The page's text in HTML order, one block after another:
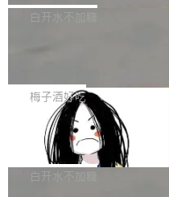
获配9...
题，该问题可能导致在旧版
P）！这一里程碑不仅标志着
长期停止内容更新，未能实现
提交的编辑请求也长期处于待
pedia 于去年底上线，定位为
容的百科平台，被马斯克视为
维基百科的替代方案。
热门页面还是低关注度页面，
白开水不加糖
是这样的：配
声明 LocaleResolver、注册
erceptor…五六步之后才能看
本。 Solon 换了个方式。整个
梅子酒好吃
Apache Doris 4.1 全面增强
支持 UPDATE、MERGE
erg V3
Apache Doris 4.1 要补齐的，
半。在已有查询能力的基础上
白开水不加糖